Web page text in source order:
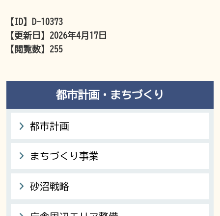
【ID】
D-10373
【更新日】 2026年4月17日
【閲覧数】 255
都市計画・まちづくり
都市計画
まちづくり事業
砂沼戦略